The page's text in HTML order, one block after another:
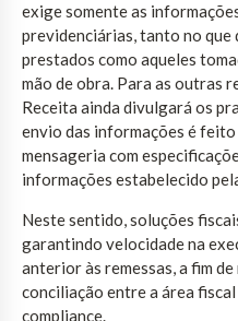
exige somente as
previdenciárias, tanto no que
prestados como aqueles
mão de obra. Para as outras
Receita ainda divulgará os
envio das informações é feito
mensageria com
informações estabelecido
Neste sentido, soluções
garantindo velocidade na
anterior às remessas, a fim
conciliação entre a área
compliance.